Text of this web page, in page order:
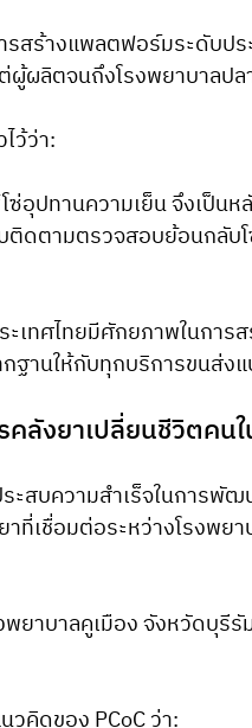
รสร้างแพลตฟอร์มระดับ
ผลิตจนถึงโรงพยาบาลป
ว้ว่า:
ซ่อุปทานความเย็น จึงเป็น
ติดตามตรวจสอบย้อนกลั
เทศไทยมีศักยภาพในการ
กฐานให้กับทุกบริการขนส่
คลังยาเปลี่ยนชีวิตคน
ะสบความสำเร็จในการพั
ที่เชื่อมต่อระหว่างโรงพย
พยาบาลคูเมือง จังหวัดบุ
คิดของ PCoC ว่า: